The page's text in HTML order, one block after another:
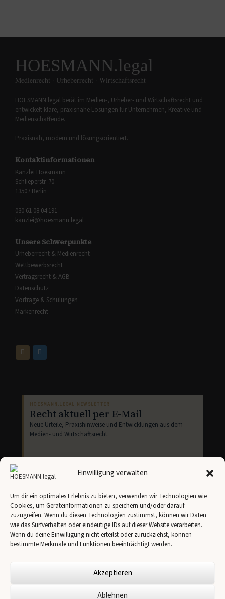
Einwilligung verwalten
Um dir ein optimales Erlebnis zu bieten, verwenden wir Technologien wie
Cookies, um Geräteinformationen zu speichern und/oder darauf
zuzugreifen. Wenn du diesen Technologien zustimmst, können wir Daten
wie das Surfverhalten oder eindeutige IDs auf dieser Website verarbeiten.
Wenn du deine Einwilligung nicht erteilst oder zurückziehst, können
bestimmte Merkmale und Funktionen beeinträchtigt werden.
Akzeptieren
Ablehnen
HOESMANN.legal
Medienrecht · Urheberrecht · Wirtschaftsrecht
HOESMANN.legal berät im Medien-, Urheber- und Wirtschaftsrecht und
entwickelt klare, praxisnahe Lösungen für Unternehmen, Kreative und
Medienschaffende.
Praxisnah, modern und lösungsorientiert.
Kontaktinformationen
Kanzlei Hoesmann
Schlieperstr. 70
13507 Berlin
030 61 08 04 191
kanzlei@hoesmann.legal
Unsere Schwerpunkte
Urheberrecht & Medienrecht
Wettbewerbsrecht
Vertragsrecht & AGB
Datenschutz
Vorträge & Schulungen
Markenrecht
HOESMANN.LEGAL NEWSLETTER
Recht aktuell per E-Mail
Neue Urteile, Praxishinweise und Entwicklungen aus dem
Medien- und Wirtschaftsrecht.
Newsletter abonnieren
Ich stimme der Übertragung meiner Angaben anBrevogemäß unserer
Datenschutzerklärung
zu.